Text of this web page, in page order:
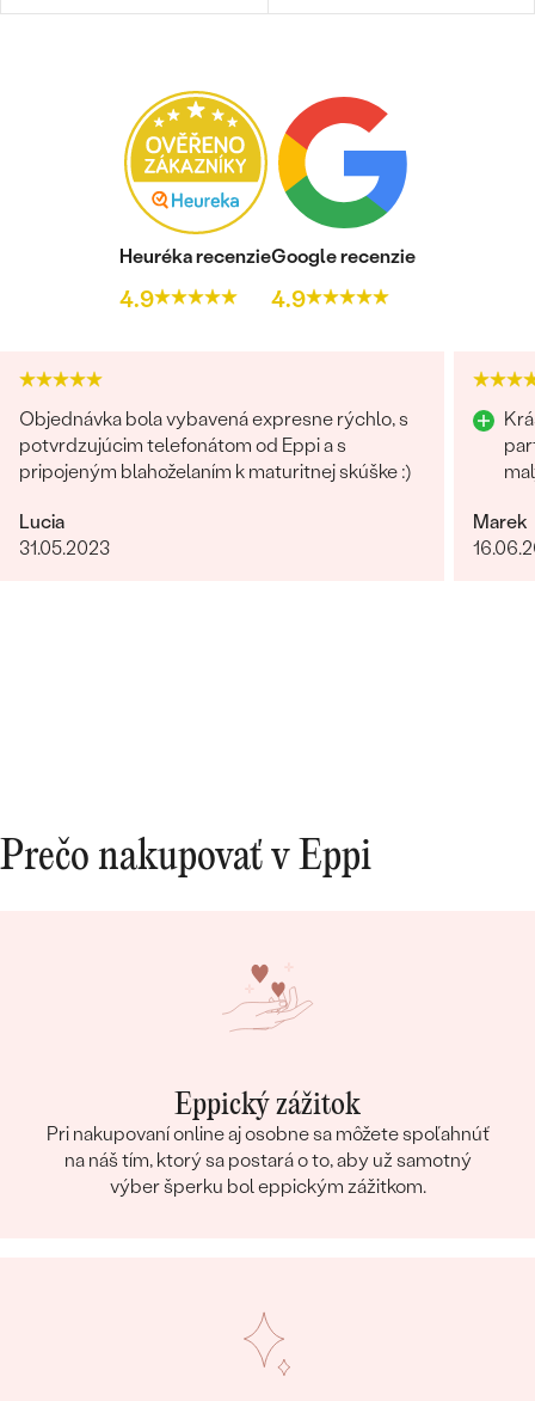
Heuréka recenzie
4.9
Google recenzie
4.9
Objednávka bola vybavená expresne rýchlo, s
potvrdzujúcim telefonátom od Eppi a s
pripojeným blahoželaním k maturitnej skúške :)
Lucia
31.05.2023
Marek
Prečo nakupovať v Eppi
Eppický zážitok
Pri nakupovaní online aj osobne sa môžete spoľahnúť
na náš tím, ktorý sa postará o to, aby už samotný
výber šperku bol eppickým zážitkom.